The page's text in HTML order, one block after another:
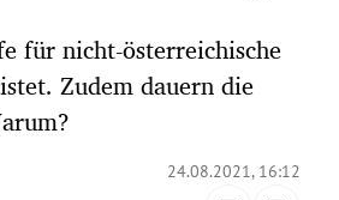
für nicht-österreichische
Zudem dauern die
24.08.2021, 16:12